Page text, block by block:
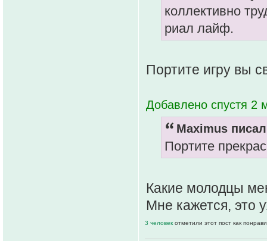
коллективно
риал лайф.
Портите игру вы
Добавлено спустя 2
Maximus
Портите
Какие молодцы
Мне кажется, это
3 человек отметили этот пост как